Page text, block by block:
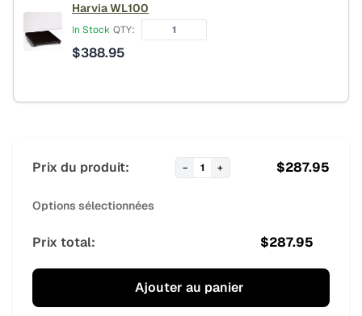
Harvia WL100
In Stock QTY:
$388.95
Prix du produit: − 1 + $287.95
Options sélectionnées
Prix total: $287.95
Ajouter au panier